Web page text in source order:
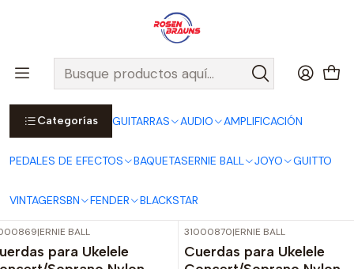
Categorías GUITARRAS AUDIO AMPLIFICACIÓN
PEDALES DE EFECTOS BAQUETASERNIE BALL JOYO GUITTO
VINTAGERSBN FENDER BLACKSTAR
Por compras sobre $25.000 en Santiago urbano, Colina o
Padre Hurtado, incluimos el despacho!
Ver Detalles
Inicio ERNIE BALL
CUERDAS ERNIE BALL
Cuerdas Acústicas ERNIE BALL
UKELELE
-10%OFF
|ERNIE BALL
para Ukelele
-15% OFF
31000870|ERNIE BALL
Cuerdas para Ukelele